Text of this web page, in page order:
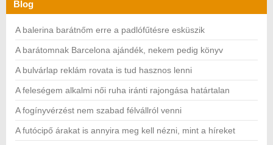
Blog
A balerina barátnőm erre a padlófűtésre esküszik
A barátomnak Barcelona ajándék, nekem pedig könyv
A bulvárlap reklám rovata is tud hasznos lenni
A feleségem alkalmi női ruha iránti rajongása határtalan
A fogínyvérzést nem szabad félvállról venni
A futócipő árakat is annyira meg kell nézni, mint a híreket